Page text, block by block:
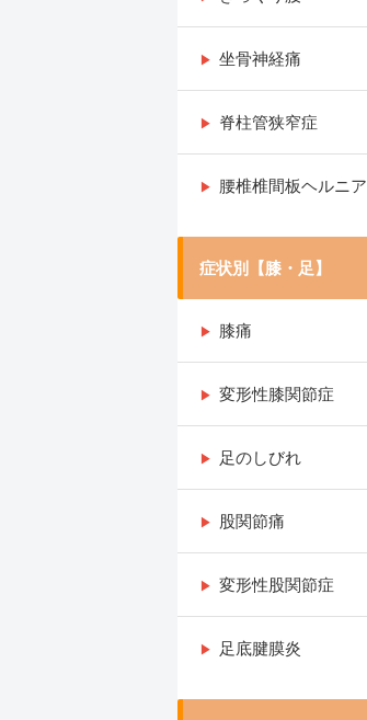
坐骨神経痛
脊柱管狭窄症
腰椎椎間板ヘルニア
症状別【膝・足】
膝痛
変形性膝関節症
足のしびれ
股関節痛
変形性股関節症
足底腱膜炎